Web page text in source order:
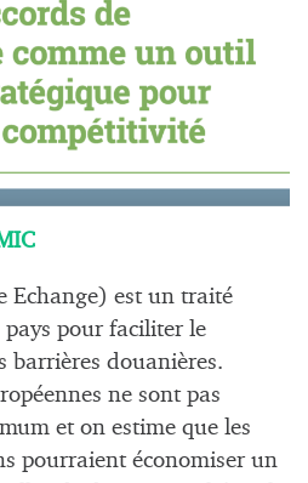
Echange) est un traité
pour faciliter le
barrières douanières.
ne sont pas
et on estime que les
pourraient économiser un